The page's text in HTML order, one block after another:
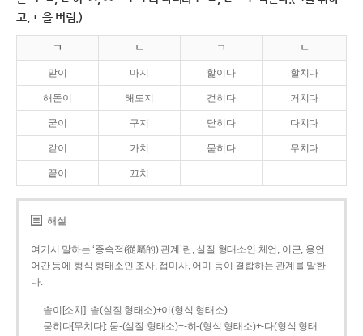
고, ㄴ을 버림.)
ㄱ ㄴ ㄱ ㄴ
맏이 마지 핥이다 할치다
해돋이 해도지 걷히다 거치다
굳이 구지 닫히다 다치다
같이 가치 묻히다 무치다
끝이 끄치
해설
여기서 말하는 ‘종속적(從屬的) 관계’란, 실질 형태소인 체언, 어근, 용언
어간 등에 형식 형태소인 조사, 접미사, 어미 등이 결합하는 관계를 말한
다.
솥이[소치]: 솥(실질 형태소)+이(형식 형태소)
묻히다[무치다]: 묻­-(실질 형태소)+­-히­-(형식 형태소)+-다(형식 형태